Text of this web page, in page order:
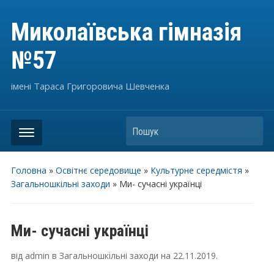
Миколаївська гімназія
№57
імені Тараса Григоровича Шевченка
Пошук
Головна » Освітнє середовище » Культурне середмістя »
Загальношкільні заходи » Ми- сучасні українці
Ми- сучасні українці
від admin в Загальношкільні заходи на 22.11.2019.